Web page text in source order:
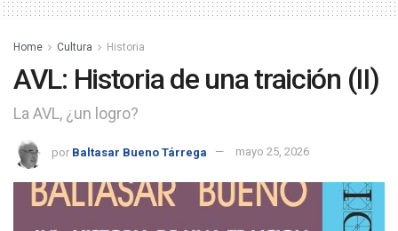
Home Cultura Historia
AVL: Historia de una traición (II)
La AVL, ¿un logro?
por Baltasar Bueno Tárrega mayo 25, 2026